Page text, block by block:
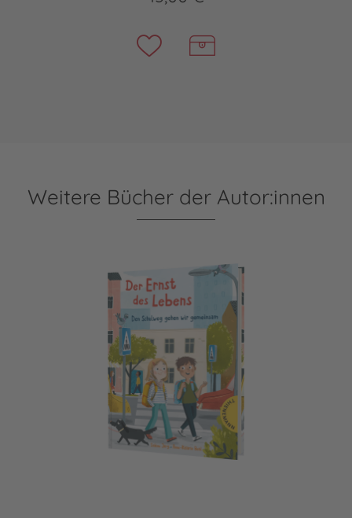
Weitere Bücher der Autor:innen
Der Ernst des Lebens: Den Schulweg gehen wir